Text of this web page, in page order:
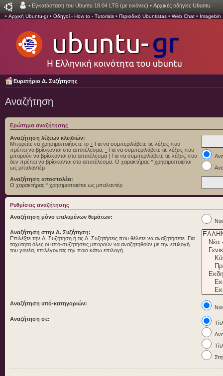
• Εγκατάσταση του Ubuntu 18.04 LTS (με εικόνες) • Αρχικές οδηγίες Ubuntu.
• Αρχική Ubuntu-gr• Οδηγοί - How to - Tutorials • Περιοδικό Ubuntistas • Web Chat • Imagebin
Ευρετήριο Δ. Συζήτησης
Αναζήτηση
Ερώτημα αναζήτησης
Αναζήτηση λέξεων κλειδιών:
Μπορείτε να χρησιμοποιήσετε το + Για να συμπεριλάβετε τις λέξεις που
πρέπει να βρίσκονται στο αποτέλεσμα, - Για να συμπεριλάβετε τις λέξεις που
μπορούν να βρίσκονται στο αποτέλεσμα | Για να συμπεριλάβετε τις λέξεις που
δεν πρέπει να βρίσκονται στο αποτέλεσμα. Ο χαρακτήρας * χρησιμοποιείται
ως μπαλαντέρ
Αναζήτηση αποστολέα:
Ο χαρακτήρας * χρησιμοποιείται ως μπαλαντέρ
Ρυθμίσεις αναζήτησης
Αναζήτηση μόνο επιλυμένων θεμάτων:
Ναι
Αναζήτηση στην Δ. Συζήτηση:
Επιλέξτε την Δ. Συζήτηση ή τις Δ. Συζητήσεις που θέλετε να αναζητήσετε. Για
ταχύτητα όλες οι υπό-συζητήσεις μπορούν να αναζητηθούν με την επιλογή
του γονέα, επιλέγοντας την ποιο κάτω επιλογή.
Αναζήτηση υπό-κατηγοριών:
Ναι
Αναζήτηση σε: